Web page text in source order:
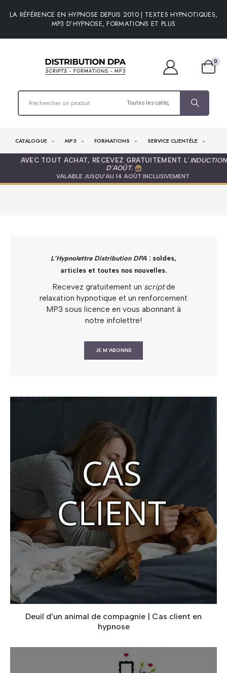
LA RÉFÉRENCE EN HYPNOSE DEPUIS 2010 | TEXTES HYPNOTIQUES,
MP3 D’HYPNOSE, FORMATIONS ET PLUS
0
CATALOGUE MP3 FORMATIONS SERVICE CLIENTÈLE
AVEC TOUT ACHAT, RECEVEZ GRATUITEMENT L’ INDUCTION
D'AOÛT.
VALABLE JUSQU’AU 14 AOÛT INCLUSIVEMENT.
L’Hypnolettre Distribution DPA : soldes,
articles et toutes nos nouvelles.
Recevez gratuitement un scriptde
relaxation hypnotique et un renforcement
MP3 sous licence en vous abonnant à
notre infolettre!
JE M’ABONNE
Deuil d’un animal de compagnie | Cas client en
hypnose